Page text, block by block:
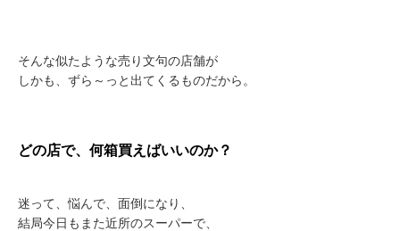
そんな似たような売り文句の店舗が
しかも、ずら～っと出てくるものだから。
どの店で、何箱買えばいいのか？
迷って、悩んで、面倒になり、
結局今日もまた近所のスーパーで、